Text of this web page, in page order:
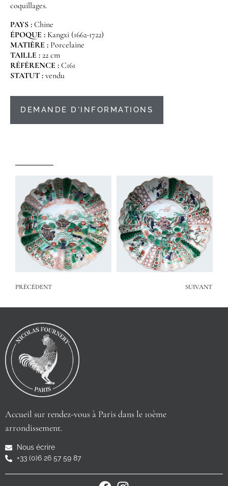
coquillages.
PAYS : Chine
ÉPOQUE : Kangxi (1662-1722)
MATIÈRE : Porcelaine
TAILLE : 22 cm
RÉFÉRENCE : C161
STATUT : vendu
DEMANDE D'INFORMATIONS
PRÉCÉDENT SUIVANT
Accueil sur rendez-vous à Paris dans le 10ème
arrondissement.
Nous écrire
+33 (0)6 26 57 59 87